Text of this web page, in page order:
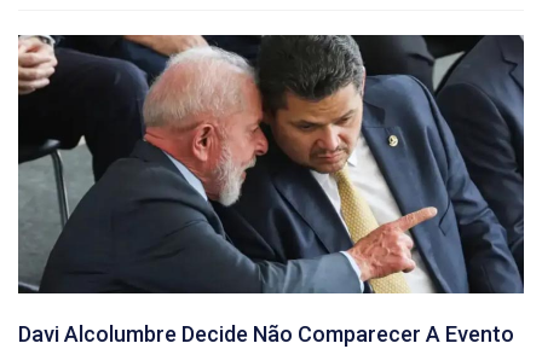
Davi Alcolumbre Decide Não Comparecer A Evento